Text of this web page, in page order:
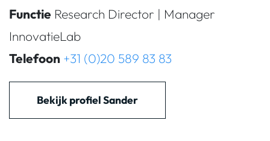
Functie Research Director | Manager
InnovatieLab
Telefoon +31 (0)20 589 83 83
Bekijk profiel Sander